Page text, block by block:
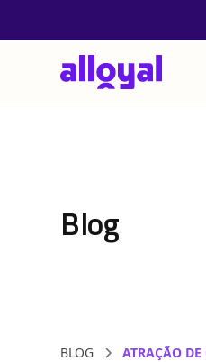
Blog
BLOG ATRAÇÃO DE